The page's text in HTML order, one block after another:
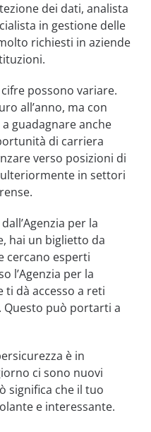
dei dati, analista
in gestione delle
richiesti in aziende
possono variare.
all’anno, ma con
guadagnare anche
di carriera
verso posizioni di
in settori
per la
hai un biglietto da
cercano esperti
l’Agenzia per la
ti dà accesso a reti
può portarti a
è in
ci sono nuovi
significa che il tuo
e interessante.